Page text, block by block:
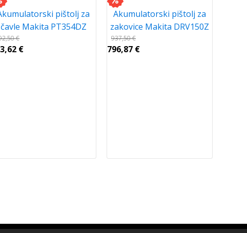
pištolj za
čavle Makita PT354DZ
€
€
Akumulatorski pištolj za
zakovice Makita DRV150Z
937,50€
796,87 €